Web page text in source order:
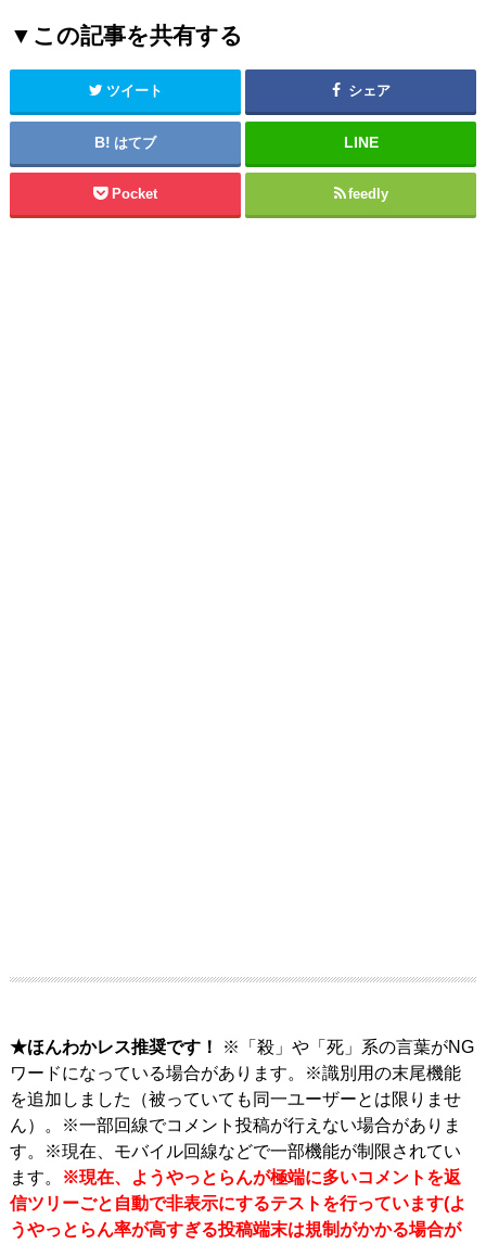
▼この記事を共有する
ツイート シェア
はてブ
Pocket feedly
★ほんわかレス推奨です！
※「殺」や「死」系の言葉がNG
ワードになっている場合があります。※識別用の末尾機能
を追加しました（被っていても同一ユーザーとは限りませ
ん）。※一部回線でコメント投稿が行えない場合がありま
す。※現在、モバイル回線などで一部機能が制限されてい
ます。
※現在、ようやっとらんが極端に多いコメントを返
信ツリーごと自動で非表示にするテストを行っています(よ
うやっとらん率が高すぎる投稿端末は規制がかかる場合が